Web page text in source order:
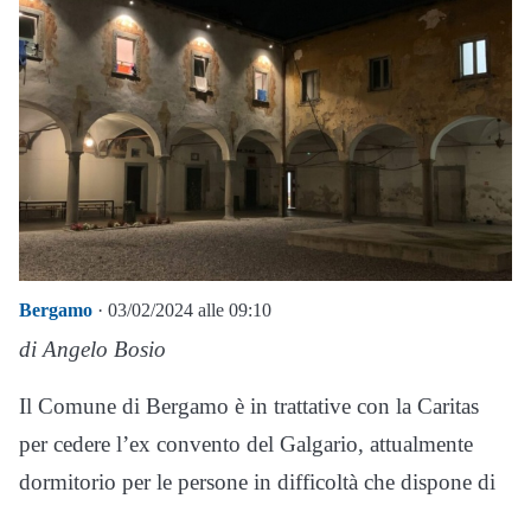
Bergamo · 03/02/2024 alle 09:10
di Angelo Bosio
Il Comune di Bergamo è in trattative con la Caritas
per cedere l’ex convento del Galgario, attualmente
dormitorio per le persone in difficoltà che dispone di